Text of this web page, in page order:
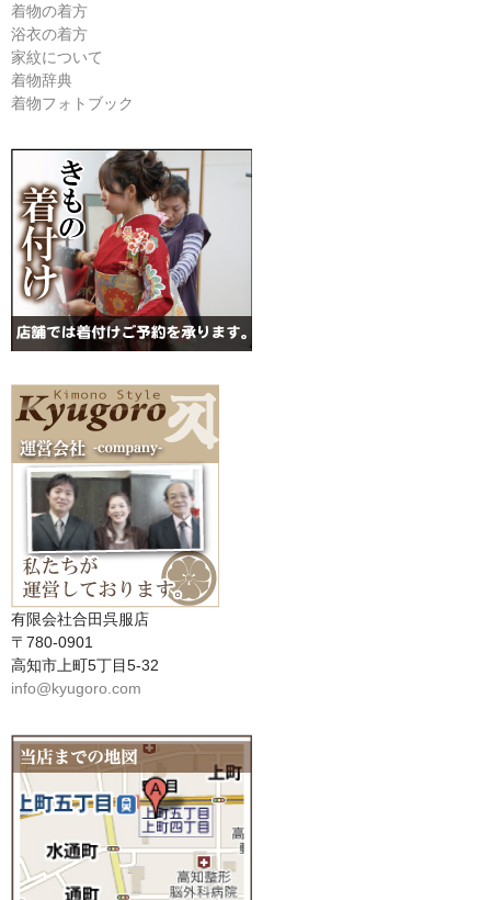
着物の着方
浴衣の着方
家紋について
着物辞典
着物フォトブック
有限会社合田呉服店
〒780-0901
高知市上町5丁目5-32
info@kyugoro.com